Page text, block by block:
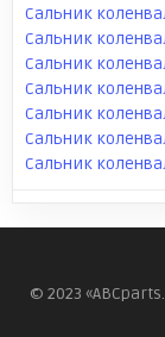
Сальник
Сальник
Сальник
Сальник
Сальник
Сальник
Сальник
© 2023